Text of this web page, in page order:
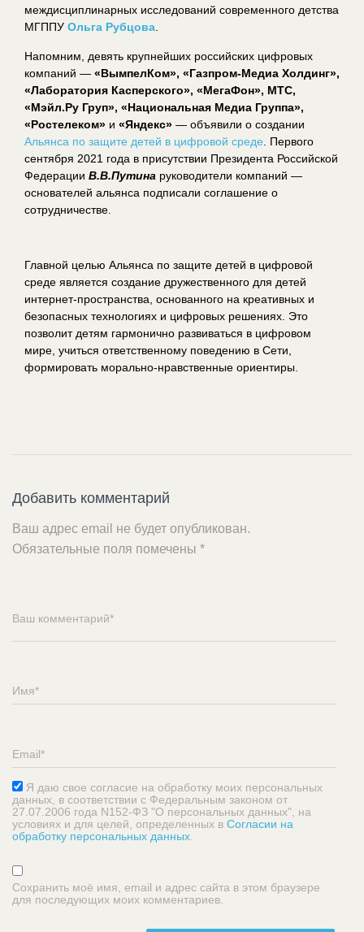
междисциплинарных исследований современного детства
МГППУ Ольга Рубцова
Напомним, девять крупнейших российских цифровых
компаний — «ВымпелКом», «Газпром-Медиа Холдинг»,
«Лаборатория Касперского», «МегаФон», МТС,
«Мэйл.Ру Груп», «Национальная Медиа Группа»,
«Ростелеком» и «Яндекс» — объявили о создании
Альянса по защите детей в цифровой среде . Первого
сентября 2021 года в присутствии Президента Российской
Федерации В.В.Путина руководители компаний —
основателей альянса подписали соглашение о
сотрудничестве.
Главной целью Альянса по защите детей в цифровой
среде является создание дружественного для детей
интернет-пространства, основанного на креативных и
безопасных технологиях и цифровых решениях. Это
позволит детям гармонично развиваться в цифровом
мире, учиться ответственному поведению в Сети,
формировать морально-нравственные ориентиры.
Добавить комментарий
Ваш адрес email не будет опубликован.
Обязательные поля помечены *
Я даю свое согласие на обработку моих персональных
данных, в соответствии с Федеральным законом от
27.07.2006 года N152-ФЗ "О персональных данных", на
условиях и для целей, определенных в Согласии на
обработку персональных данных.
Сохранить моё имя, email и адрес сайта в этом браузере
для последующих моих комментариев.